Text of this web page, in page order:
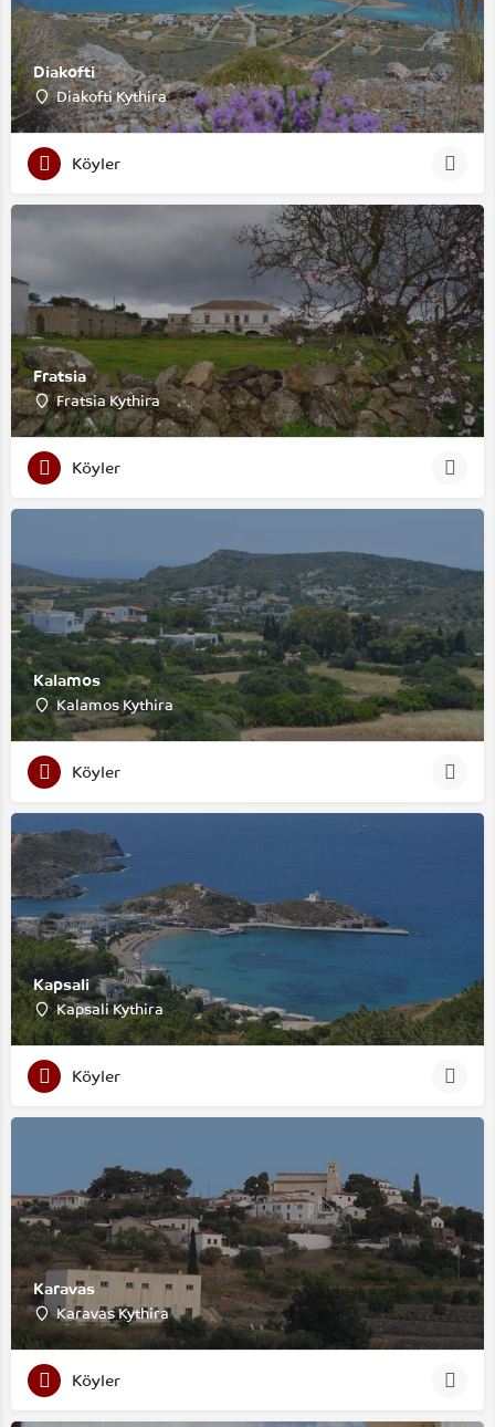
Diakofti
Diakofti Kythira
Köyler
Fratsia
Fratsia Kythira
Köyler
Kalamos
Kalamos Kythira
Köyler
Kapsali
Kapsali Kythira
Köyler
Karavas
Karavas Kythira
Köyler